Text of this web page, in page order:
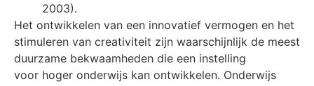
2003).
Het ontwikkelen van een innovatief vermogen en het
stimuleren van creativiteit zijn waarschijnlijk de meest
duurzame bekwaamheden die een instelling
voor hoger onderwijs kan ontwikkelen. Onderwijs